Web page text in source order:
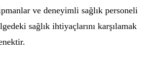
ve deneyimli sağlık personeli
sağlık ihtiyaçlarını karşılamak